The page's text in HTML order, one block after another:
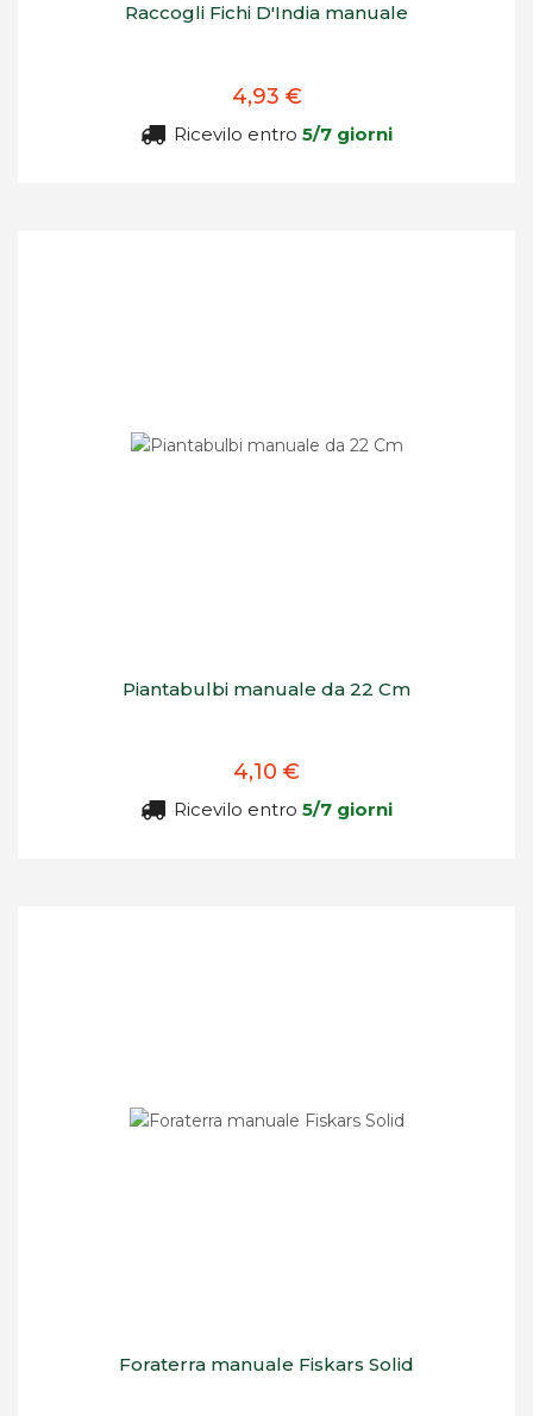
Raccogli Fichi D'India manuale
4,93 €
Ricevilo entro 5/7 giorni
Piantabulbi manuale da 22 Cm
4,10 €
Ricevilo entro 5/7 giorni
Foraterra manuale Fiskars Solid